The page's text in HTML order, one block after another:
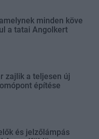
minden köve
a tatai Angolkert
zajlik a teljesen új
építése
és jelzőlámpás